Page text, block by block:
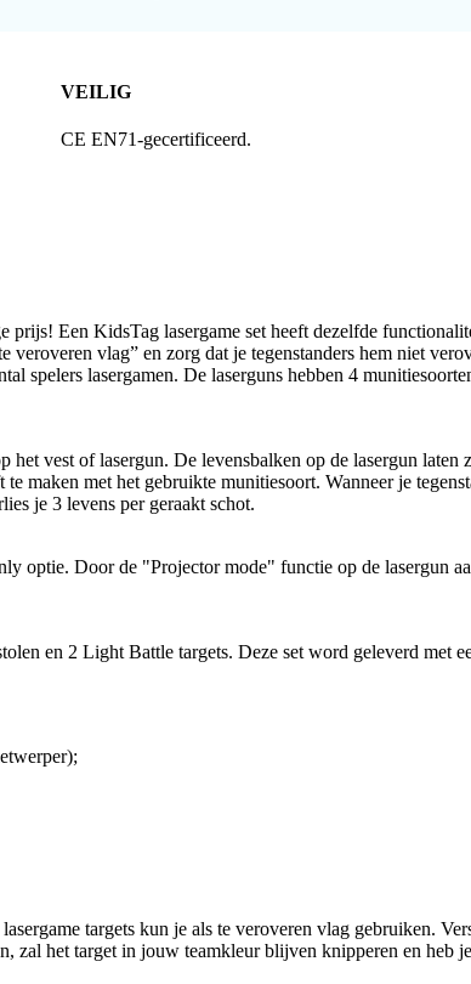
VEILIG
CE EN71-gecertificeerd.
prijs! Een KidsTag lasergame set heeft dezelfde
veroveren vlag” en zorg dat je tegenstanders hem niet
spelers lasergamen. De laserguns hebben 4
het vest of lasergun. De levensbalken op de lasergun
maken met het gebruikte munitiesoort. Wanneer je
je 3 levens per geraakt schot.
optie. Door de "Projector mode" functie op de lasergun
en 2 Light Battle targets. Deze set word geleverd met
targets kun je als te veroveren vlag gebruiken.
zal het target in jouw teamkleur blijven knipperen en heb